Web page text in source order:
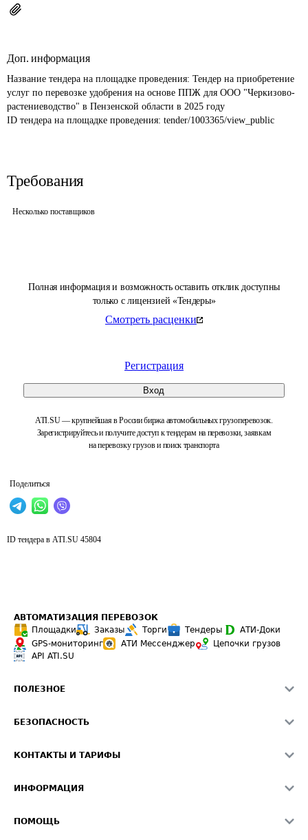
Полная информация и возможность оставить отклик доступны
только с лицензией «Тендеры»
Смотреть расценки
Регистрация
Вход
ATI.SU — крупнейшая в России биржа автомобильных грузоперевозок.
Зарегистрируйтесь и получите доступ к тендерам на перевозки, заявкам
на перевозку грузов и поиск транспорта
Поделиться
Доп. информация
Название тендера на площадке проведения: Тендер на приобретение
услуг по перевозке удобрения на основе ППЖ для ООО "Черкизово-
растениеводство" в Пензенской области в 2025 году
ID тендера на площадке проведения: tender/1003365/view_public
Требования
Несколько поставщиков
ID тендера в ATI.SU 45804
АВТОМАТИЗАЦИЯ ПЕРЕВОЗОК
Площадки
Заказы Торги Тендеры
АТИ-Доки
GPS-мониторинг
АТИ Мессенджер
Цепочки грузов
API ATI.SU
ПОЛЕЗНОЕ
Звезды ATI.SU на вашем сайте
Средние ставки
БЕЗОПАСНОСТЬ
Светофор+
О формировании Паспорта
КОНТАКТЫ И ТАРИФЫ
Реклама на сайте
ИНФОРМАЦИЯ
ПОМОЩЬ